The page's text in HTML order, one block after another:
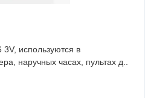
используются в
наручных часах, пультах д..